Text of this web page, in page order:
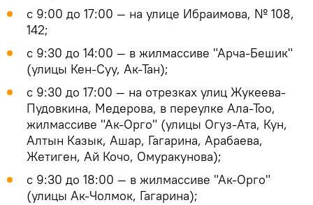
с 9:00 до 17:00 — на улице Ибраимова, № 108,
142;
с 9:30 до 14:00 — в жилмассиве "Арча-Бешик"
(улицы Кен-Суу, Ак-Тан);
с 9:30 до 17:00 — на отрезках улиц Жукеева-
Пудовкина, Медерова, в переулке Ала-Тоо,
жилмассиве "Ак-Орго" (улицы Огуз-Ата, Кун,
Алтын Казык, Ашар, Гагарина, Арабаева,
Жетиген, Ай Кочо, Омуракунова);
с 9:30 до 18:00 — в жилмассиве "Ак-Орго"
(улицы Ак-Чолмок, Гагарина);